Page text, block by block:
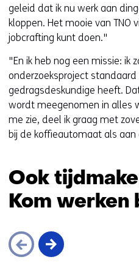
geleid dat ik nu werk aan
kloppen. Het mooie van TNO
jobcrafting kunt doen."
"En ik heb nog een missie: ik
onderzoeksproject standaard
gedragsdeskundige heeft.
wordt meegenomen in alles
me zie, deel ik graag met
bij de koffieautomaat als
Ook
Kom werken